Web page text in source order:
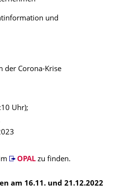
und
der Corona-Krise
Uhr);
OPALzu finden.
am 16.11. und 21.12.2022